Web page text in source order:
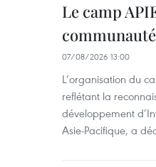
Le camp
07/08/2026 13:00
L’organisation du
reflétant la
développement
Asie-Pacifique, a